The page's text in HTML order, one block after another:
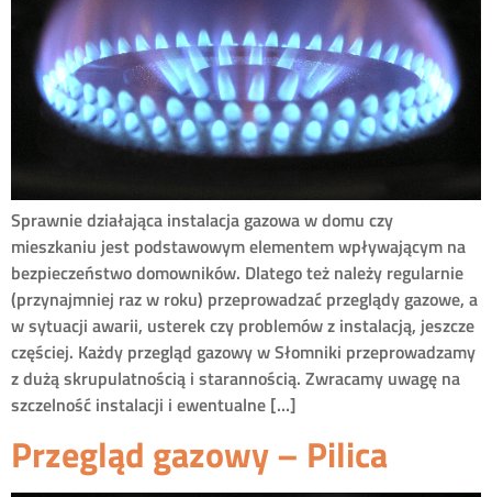
Sprawnie działająca instalacja gazowa w domu czy
mieszkaniu jest podstawowym elementem wpływającym na
bezpieczeństwo domowników. Dlatego też należy regularnie
(przynajmniej raz w roku) przeprowadzać przeglądy gazowe, a
w sytuacji awarii, usterek czy problemów z instalacją, jeszcze
częściej. Każdy przegląd gazowy w Słomniki przeprowadzamy
z dużą skrupulatnością i starannością. Zwracamy uwagę na
szczelność instalacji i ewentualne […]
Przegląd gazowy – Pilica